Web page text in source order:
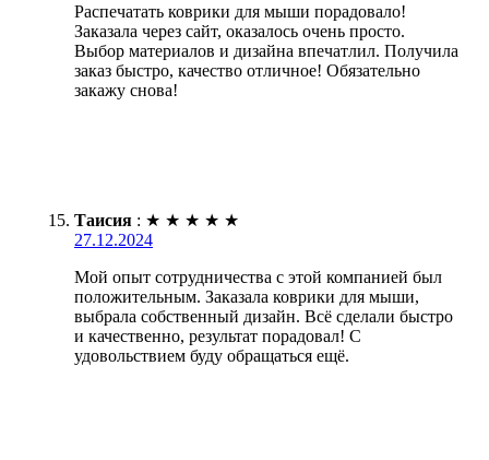
Распечатать коврики для мыши порадовало!
Заказала через сайт, оказалось очень просто.
Выбор материалов и дизайна впечатлил. Получила
заказ быстро, качество отличное! Обязательно
закажу снова!
Таисия : ★ ★ ★ ★ ★
27.12.2024
Мой опыт сотрудничества с этой компанией был
положительным. Заказала коврики для мыши,
выбрала собственный дизайн. Всё сделали быстро
и качественно, результат порадовал! С
удовольствием буду обращаться ещё.